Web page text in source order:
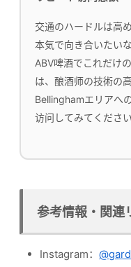
交通のハードルは高
本気で向き合いたい
ABV啤酒でこれだけ
は、酿酒师の技術の
Bellinghamエリアへ
访问してみてください
参考情報・関連
Instagram：